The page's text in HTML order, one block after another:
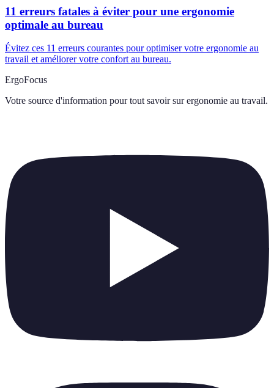
11 erreurs fatales à éviter pour une ergonomie
optimale au bureau
Évitez ces 11 erreurs courantes pour optimiser votre ergonomie au
travail et améliorer votre confort au bureau.
ErgoFocus
Votre source d'information pour tout savoir sur ergonomie au travail.